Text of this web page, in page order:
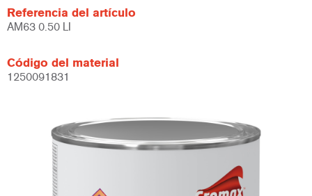
Referencia del artículo
AM63 0.50 LI
Código del material
1250091831